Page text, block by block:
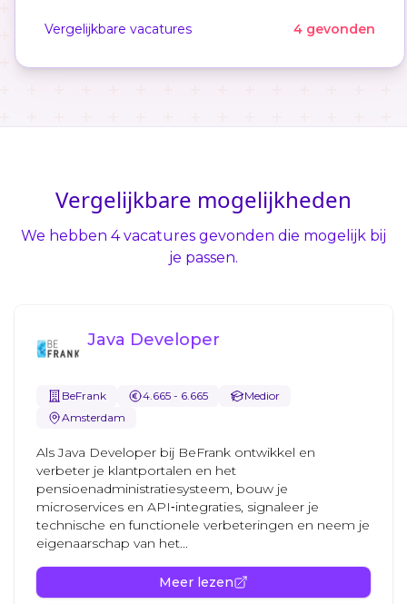
Vergelijkbare vacatures 4 gevonden
Vergelijkbare mogelijkheden
We hebben 4 vacatures gevonden die mogelijk bij
je passen.
Java Developer
BeFrank 4.665 - 6.665
Medior
Amsterdam
Als Java Developer bij BeFrank ontwikkel en
verbeter je klantportalen en het
pensioenadministratiesysteem, bouw je
microservices en API‑integraties, signaleer je
technische en functionele verbeteringen en neem je
eigenaarschap van het...
Meer lezen